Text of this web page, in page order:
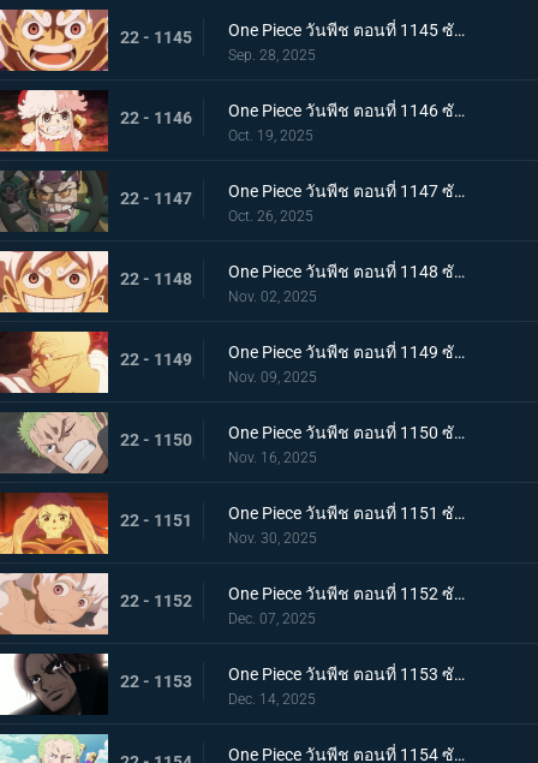
22 - 1145 One Piece วันพีช ตอนที่ 1145 ซับไทย ทำศึกร่วมกับสหาย ลูฟี่กับนักรบเอลบัฟ
Sep. 28, 2025
22 - 1146 One Piece วันพีช ตอนที่ 1146 ซับไทย ภัยคุกคามที่ใกล้เข้ามา - ความมุ่งมั่นของสตูสซีและเอดิสัน
Oct. 19, 2025
22 - 1147 One Piece วันพีช ตอนที่ 1147 ซับไทย บทสรุปที่น่าทึ่ง - การทำนายครั้งยิ่งใหญ่ของเวก้าพังค์
Oct. 26, 2025
22 - 1148 One Piece วันพีช ตอนที่ 1148 ซับไทย ประวัติศาสตร์ที่สาบสูญ - จอยบอย โจรสลัดคนแรก
Nov. 02, 2025
22 - 1149 One Piece วันพีช ตอนที่ 1149 ซับไทย ศตวรรษแห่งความว่างเปล่า - การเปิดเผยเกี่ยวกับโลกที่กำลังจมลง
Nov. 09, 2025
22 - 1150 One Piece วันพีช ตอนที่ 1150 ซับไทย เคลื่อนยาน! ยักษ์เหล็กเริ่มทำงานแล้ว
Nov. 16, 2025
22 - 1151 One Piece วันพีช ตอนที่ 1151 ซับไทย ความฝันของเธอและพ่อของเธอ! อนาคตที่อิสระของบอนนี่
Nov. 30, 2025
22 - 1152 One Piece วันพีช ตอนที่ 1152 ซับไทย มรดกจากคุณพ่อและคุณแม่ของเธอ! บอนนี่ส์ นิกา พันช์
Dec. 07, 2025
22 - 1153 One Piece วันพีช ตอนที่ 1153 ซับไทย การเปลี่ยนแปลงครั้งใหญ่แห่งยุคสมัย! สีแห่งราชาผู้ยิ่งใหญ่ที่นำทางลูฟี่
Dec. 14, 2025
One Piece วันพีช ตอนที่ 1154 ซับไทย ความจริงเบื้องหลังแผนการลับ - เวก้าพังค์ประกาศชัยชนะ